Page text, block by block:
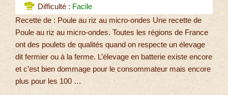
Difficulté : Facile
Recette de : Poule au riz au micro-ondes Une recette de
Poule au riz au micro-ondes. Toutes les régions de France
ont des poulets de qualités quand on respecte un élevage
dit fermier ou à la ferme. L’élevage en batterie existe encore
et c’est bien dommage pour le consommateur mais encore
plus pour les 100 …